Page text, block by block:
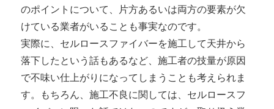
のポイントについて、片方あるいは両方の要素が欠
けている業者がいることも事実なのです。
実際に、セルロースファイバーを施工して天井から
落下したという話もあるなど、施工者の技量が原因
で不味い仕上がりになってしまうことも考えられま
す。もちろん、施工不良に関しては、セルロースフ